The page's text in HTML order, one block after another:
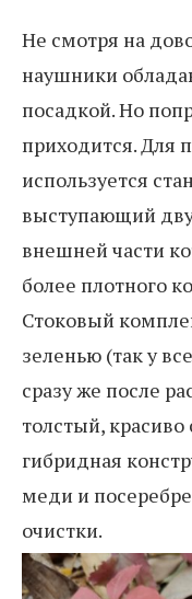
Не смотря на
наушники
посадкой. Но
приходится. Для
используется
выступающий
внешней части
более плотного
Стоковый
зеленью (так у
сразу же после
толстый, красиво
гибридная
меди и
очистки.